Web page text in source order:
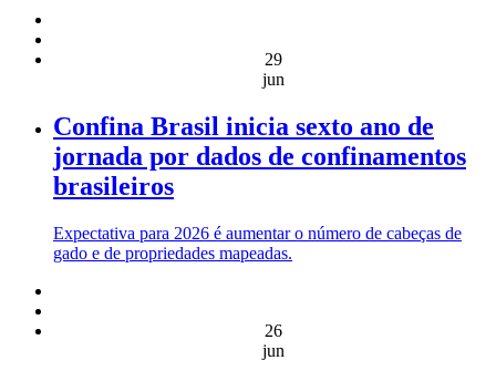
29
jun
Confina Brasil inicia sexto ano de
jornada por dados de confinamentos
brasileiros
Expectativa para 2026 é aumentar o número de cabeças de
gado e de propriedades mapeadas.
26
jun